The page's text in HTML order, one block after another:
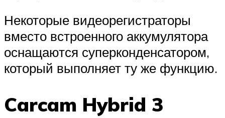
Некоторые видеорегистраторы
вместо встроенного аккумулятора
оснащаются суперконденсатором,
который выполняет ту же функцию.
Carcam Hybrid 3